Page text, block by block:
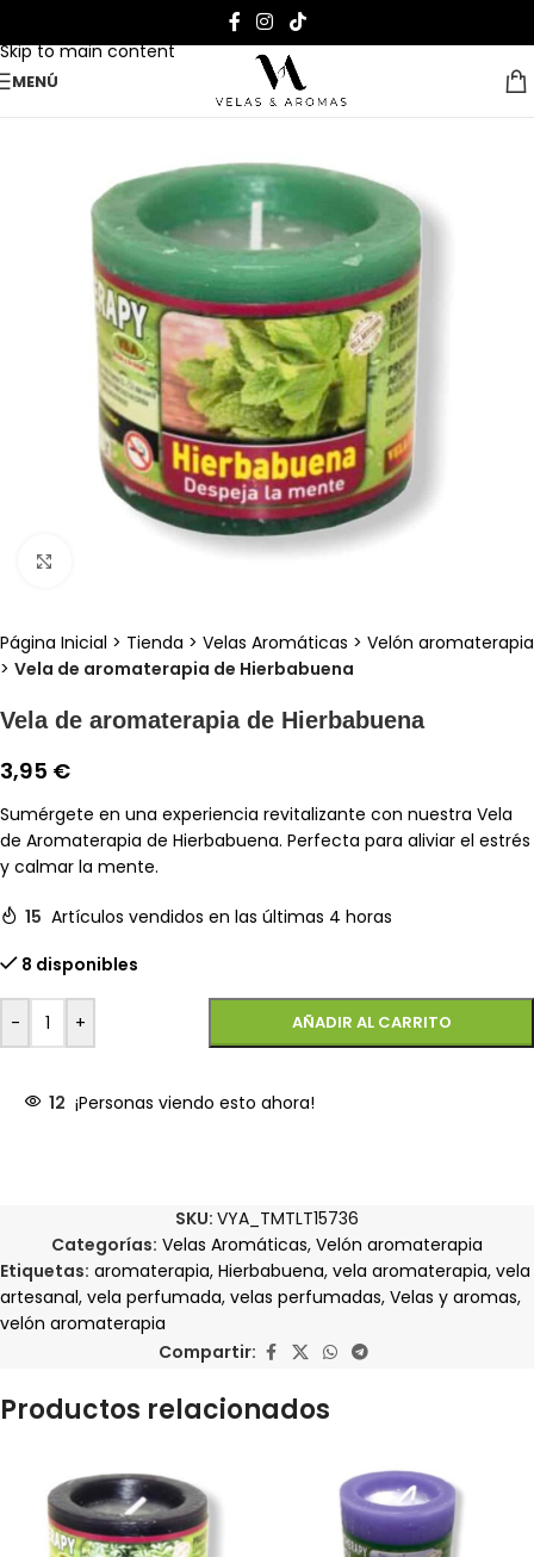
Skip to main content
MENÚ
Página Inicial > Tienda > Velas Aromáticas > Velón aromaterapia
> Vela de aromaterapia de Hierbabuena
Vela de aromaterapia de Hierbabuena
3,95 €
Sumérgete en una experiencia revitalizante con nuestra Vela
de Aromaterapia de Hierbabuena. Perfecta para aliviar el estrés
y calmar la mente.
15 Artículos vendidos en las últimas 4 horas
8 disponibles
- + AÑADIR AL CARRITO
12 ¡Personas viendo esto ahora!
SKU: VYA_TMTLT15736
Categorías: Velas Aromáticas, Velón aromaterapia
Etiquetas: aromaterapia, Hierbabuena, vela aromaterapia, vela
artesanal, vela perfumada, velas perfumadas, Velas y aromas,
velón aromaterapia
Compartir:
Productos relacionados